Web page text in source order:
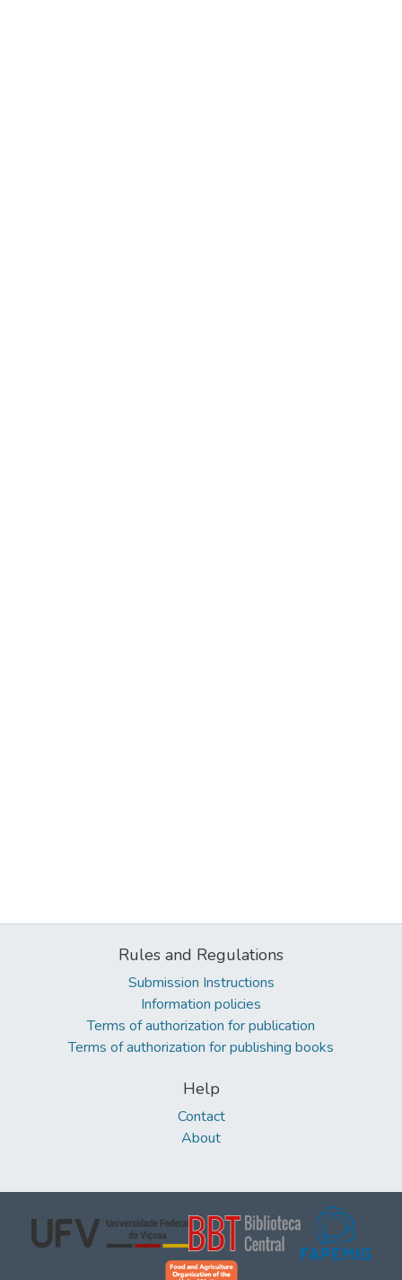
Rules and Regulations
Submission Instructions
Information policies
Terms of authorization for publication
Terms of authorization for publishing books
Help
Contact
About